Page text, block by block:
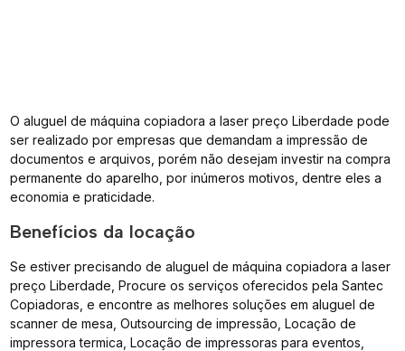
O aluguel de máquina copiadora a laser preço Liberdade pode
ser realizado por empresas que demandam a impressão de
documentos e arquivos, porém não desejam investir na compra
permanente do aparelho, por inúmeros motivos, dentre eles a
economia e praticidade.
Benefícios da locação
Se estiver precisando de aluguel de máquina copiadora a laser
preço Liberdade, Procure os serviços oferecidos pela Santec
Copiadoras, e encontre as melhores soluções em aluguel de
scanner de mesa, Outsourcing de impressão, Locação de
impressora termica, Locação de impressoras para eventos,